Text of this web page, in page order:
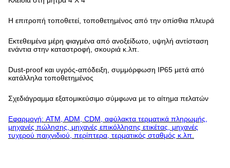
Η επιτροπή τοποθετεί, τοποθετημένος από την οπίσθια πλευρά
Εκτεθειμένα μέρη φιαγμένα από ανοξείδωτο, υψηλή αντίσταση
ενάντια στην καταστροφή, σκουριά κ.λπ.
Dust-proof και υγρός-απόδειξη, συμμόρφωση IP65 μετά από
κατάλληλα τοποθετημένος
Σχεδιάγραμμα εξατομικεύσιμο σύμφωνα με το αίτημα πελατών
Εφαρμογή: ATM, ADM, CDM, αφύλακτα τερματικά πληρωμής,
μηχανές πώλησης, μηχανές επικόλλησης ετικέτας, μηχανές
τυχερού παιχνιδιού, περίπτερα, τερματικός σταθμός κ.λπ.